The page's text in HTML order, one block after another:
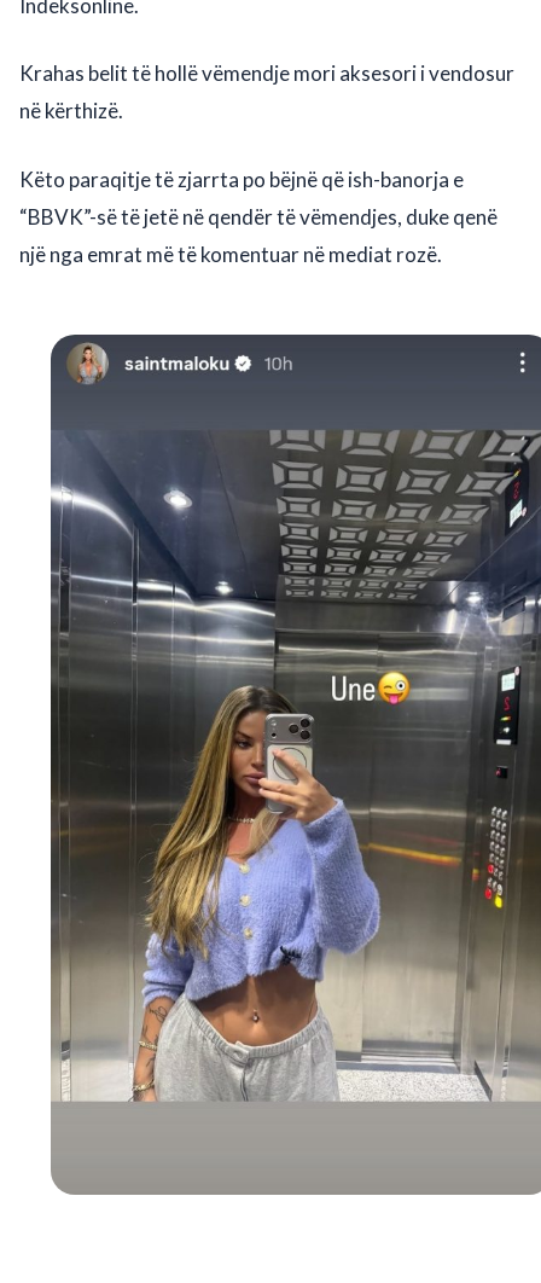
Krahas belit të hollë vëmendje mori aksesori i vendosur
në kërthizë.
Këto paraqitje të zjarrta po bëjnë që ish-banorja e
“BBVK”-së të jetë në qendër të vëmendjes, duke qenë
një nga emrat më të komentuar në mediat rozë.